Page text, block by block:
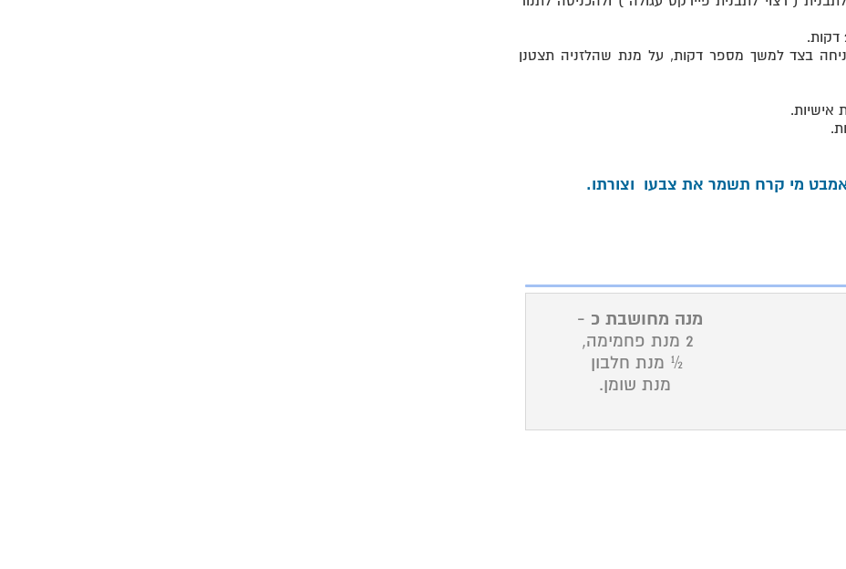
מהנהלת האתר. אין להתייחס למידע באתר כאל עצה
עם כל בעל מקצוע אחר. התוספים המתוארים אינם
זה שימוש על מנת לטפל בעצמו או באדם אחר, עושה זאת
בצד למשך מספר דקות, על מנת שהלזניה תצטנן
מי קרח תשמר את צבעו וצורתו.
מנה מחושבת כ -
2 מנת פחמימה,
½ מנת חלבון
מנת שומן.